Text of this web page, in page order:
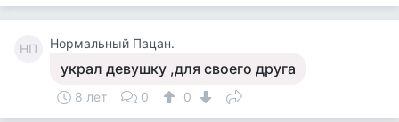
НП Нормальный Пацан.
украл девушку ,для своего друга
8 лет 0 0